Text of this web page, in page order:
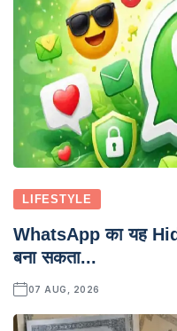
LIFESTYLE
WhatsApp का यह
बना सकता...
07 AUG, 2026